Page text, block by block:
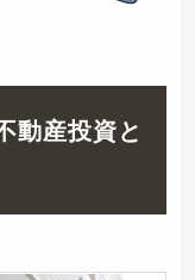
動産投資と